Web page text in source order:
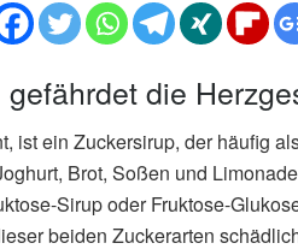
die
ist ein Zuckersirup, der häufig
Brot, Soßen und
Sirup oder Fruktose-
beiden Zuckerarten